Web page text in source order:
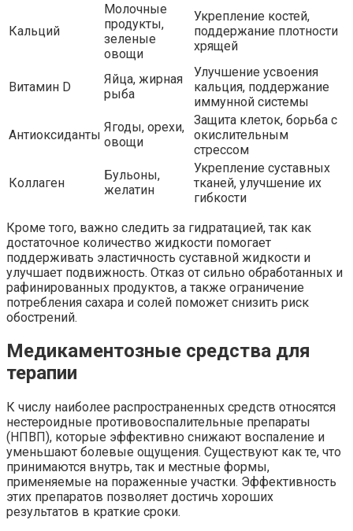
Кальций
Молочные
продукты,
зеленые
овощи
Укрепление костей,
поддержание плотности
хрящей
Витамин D
Яйца, жирная
рыба
Улучшение усвоения
кальция, поддержание
иммунной системы
Антиоксиданты
Ягоды, орехи,
овощи
Защита клеток, борьба с
окислительным
стрессом
Коллаген
Бульоны,
желатин
Укрепление суставных
тканей, улучшение их
гибкости
Кроме того, важно следить за гидратацией, так как
достаточное количество жидкости помогает
поддерживать эластичность суставной жидкости и
улучшает подвижность. Отказ от сильно обработанных и
рафинированных продуктов, а также ограничение
потребления сахара и солей поможет снизить риск
обострений.
Медикаментозные средства для
терапии
К числу наиболее распространенных средств относятся
нестероидные противовоспалительные препараты
(НПВП), которые эффективно снижают воспаление и
уменьшают болевые ощущения. Существуют как те, что
принимаются внутрь, так и местные формы,
применяемые на пораженные участки. Эффективность
этих препаратов позволяет достичь хороших
результатов в краткие сроки.